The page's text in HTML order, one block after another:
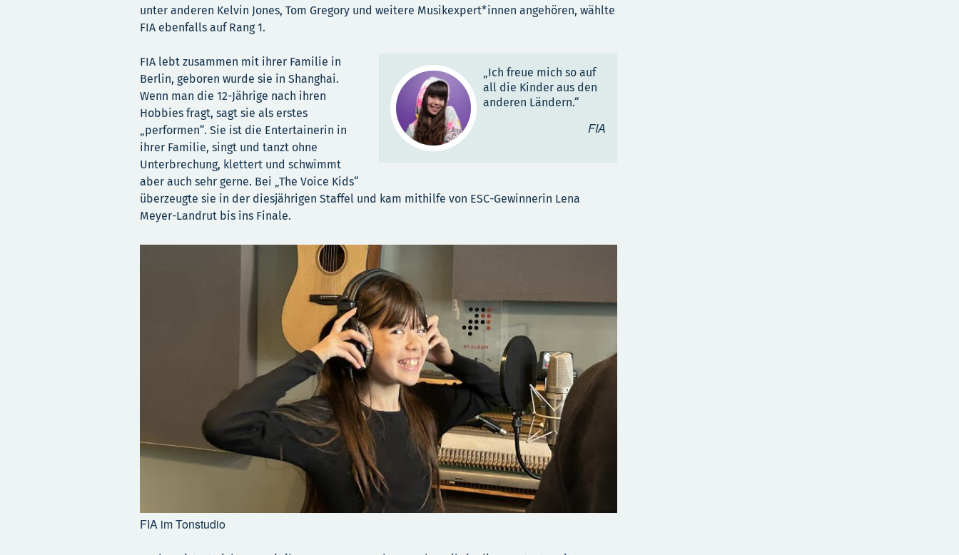
unter anderen Kelvin Jones, Tom Gregory und weitere Musikexpert*innen angehören, wählte
FIA ebenfalls auf Rang 1.
„Ich freue mich so auf
all die Kinder aus den
anderen Ländern.“
FIA
FIA lebt zusammen mit ihrer Familie in
Berlin, geboren wurde sie in Shanghai.
Wenn man die 12-Jährige nach ihren
Hobbies fragt, sagt sie als erstes
„performen“. Sie ist die Entertainerin in
ihrer Familie, singt und tanzt ohne
Unterbrechung, klettert und schwimmt
aber auch sehr gerne. Bei „The Voice Kids“
überzeugte sie in der diesjährigen Staffel und kam mithilfe von ESC-Gewinnerin Lena
Meyer-Landrut bis ins Finale.
FIA im Tonstudio